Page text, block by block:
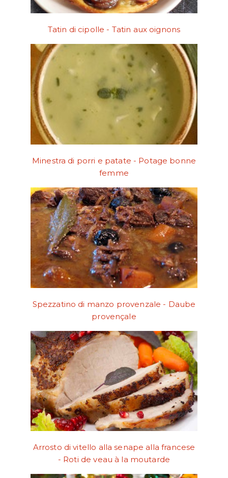
Tatin di cipolle - Tatin aux oignons
Minestra di porri e patate - Potage bonne
femme
Spezzatino di manzo provenzale - Daube
provençale
Arrosto di vitello alla senape alla francese
- Roti de veau à la moutarde